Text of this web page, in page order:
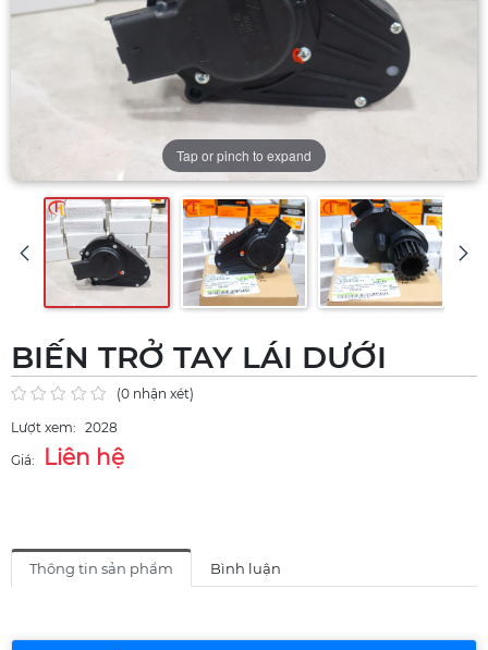
Tap or pinch to expand
BIẾN TRỞ TAY LÁI DƯỚI
(0 nhận xét)
Lượt xem: 2028
Giá:
Liên hệ
Thông tin sản phẩm Bình luận